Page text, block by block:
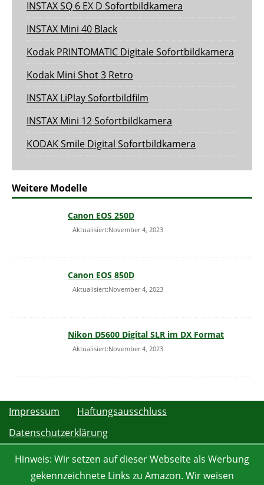
INSTAX SQ 6 EX D Sofortbildkamera
INSTAX Mini 40 Black
Kodak PRINTOMATIC Digitale Sofortbildkamera
Kodak Mini Shot 3 Retro
INSTAX LiPlay Sofortbildfilm
INSTAX Mini 12 Sofortbildkamera
KODAK Smile Digital Sofortbildkamera
Weitere Modelle
Canon EOS 250D
Aktualisiert:November 4, 2023
Canon EOS 850D
Aktualisiert:November 4, 2023
Nikon D5600 Digital SLR im DX Format
Aktualisiert:November 4, 2023
Impressum
Haftungsausschluss
Datenschutzerklärung
Hinweis: Wir setzen auf dieser Webseite als Werbung
gekennzeichnete Links zu Amazon. Wir weisen